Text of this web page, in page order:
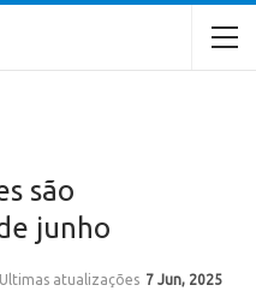
são
junho
Ultimas atualizações 7 Jun, 2025